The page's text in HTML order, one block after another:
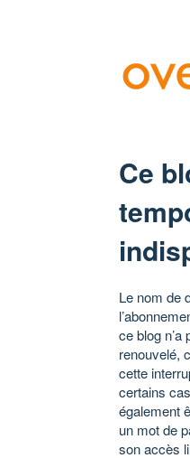
Ce
Le nom de
ce blog n’a
renouvelé,
cette
certains
également
un mot de
son accès